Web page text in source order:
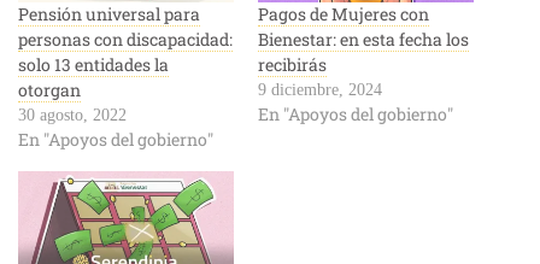
Pensión universal para
personas con discapacidad:
solo 13 entidades la
otorgan
30 agosto, 2022
En "Apoyos del gobierno"
Pagos de Mujeres con
Bienestar: en esta fecha los
recibirás
9 diciembre, 2024
En "Apoyos del gobierno"